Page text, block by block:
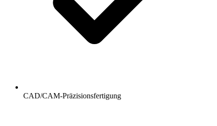
CAD/CAM-Präzisionsfertigung